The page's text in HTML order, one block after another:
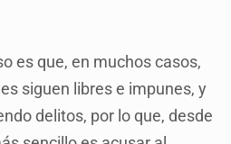
es que, en muchos casos,
siguen libres e impunes, y
delitos, por lo que, desde